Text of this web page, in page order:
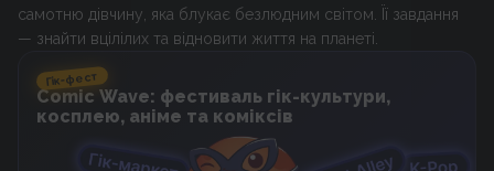
самотню дівчину, яка блукає безлюдним світом. Її завдання
— знайти вцілілих та відновити життя на планеті.
Гік-фест
Comic Wave: фестиваль гік-культури,
косплею, аніме та коміксів